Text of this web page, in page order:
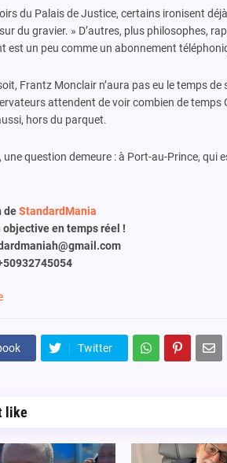
du Palais de Justice, certains ironisent
du gravier. » D’autres, plus philosophes,
est un peu comme un abonnement
Frantz Monclair n’aura pas eu le temps
attendent de voir combien de
hors du parquet.
une question demeure : à Port-au-Prince,
deStandardMania
en temps réel !
Twitter
like